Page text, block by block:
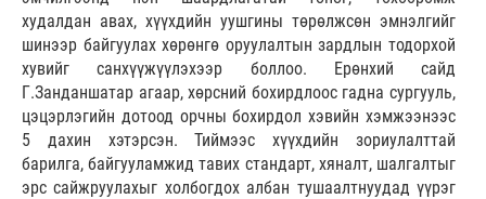
худалдан авах, хүүхдийн уушгины төрөлжсөн эмнэлгийг
шинээр байгуулах хөрөнгө оруулалтын зардлын тодорхой
хувийг санхүүжүүлэхээр боллоо. Ерөнхий сайд
Г.Занданшатар агаар, хөрсний бохирдлоос гадна сургууль,
цэцэрлэгийн дотоод орчны бохирдол хэвийн хэмжээнээс
5 дахин хэтэрсэн. Тиймээс хүүхдийн зориулалттай
барилга, байгууламжид тавих стандарт, хяналт, шалгалтыг
эрс сайжруулахыг холбогдох албан тушаалтнуудад үүрэг